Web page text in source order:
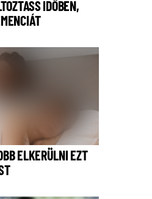
IDŐBEN,
ELKERÜLNI EZT